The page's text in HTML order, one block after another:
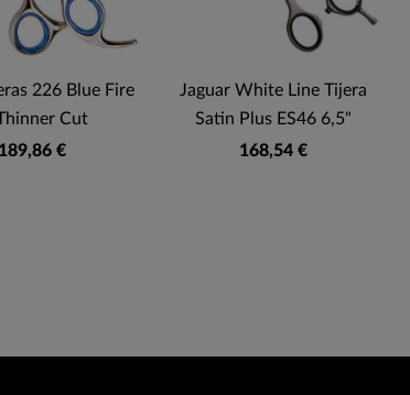
226 Blue Fire
Cut
189,86 €
Jaguar White Line Tijera
Satin Plus ES46 6,5"
168,54 €